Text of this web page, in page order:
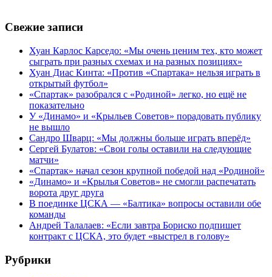
Свежие записи
Хуан Карлос Карседо: «Мы очень ценим тех, кто может
сыграть при разных схемах и на разных позициях»
Хуан Диас Кинта: «Против «Спартака» нельзя играть в
открытый футбол»
«Спартак» разобрался с «Родиной» легко, но ещё не
показательно
У «Динамо» и «Крыльев Советов» порадовать публику
не вышло
Сандро Шварц: «Мы должны больше играть вперёд»
Сергей Булатов: «Свои голы оставили на следующие
матчи»
«Спартак» начал сезон крупной победой над «Родиной»
«Динамо» и «Крылья Советов» не смогли распечатать
ворота друг друга
В поединке ЦСКА — «Балтика» вопросы оставили обе
команды
Андрей Талалаев: «Если завтра Бориско подпишет
контракт с ЦСКА, это будет «выстрел в голову»
Рубрики